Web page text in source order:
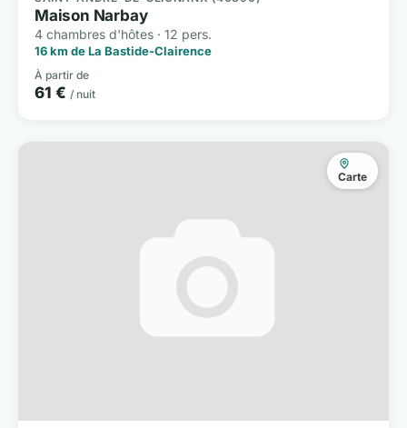
Maison Narbay
4 chambres d'hôtes · 12 pers.
16 km de La Bastide-Clairence
À partir de
61 € / nuit
Carte